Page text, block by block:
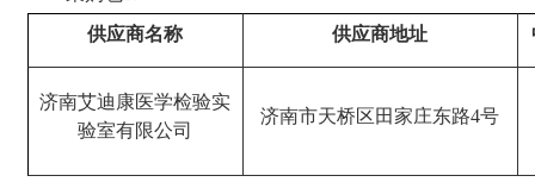
供应商名称 供应商地址
济南艾迪康医学检验实
验室有限公司
济南市天桥区田家庄东路4号